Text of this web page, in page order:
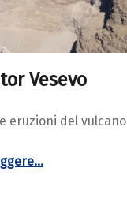
Vesevo
eruzioni del vulcano
…